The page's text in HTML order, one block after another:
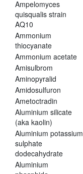
Ampelomyces
quisqualis strain
AQ10
Ammonium
thiocyanate
Ammonium acetate
Amisulbrom
Aminopyralid
Amidosulfuron
Ametoctradin
Aluminium silicate
(aka kaolin)
Aluminium potassium
sulphate
dodecahydrate
Aluminium